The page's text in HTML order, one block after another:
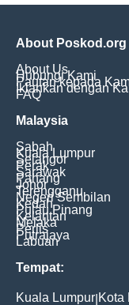
About Poskod.org
About Us
Hubungi Kami
Pautan kepada
Iklankan dengan
FAQ
Malaysia
Sabah
Kuala Lumpur
Selangor
Perak
Sarawak
Pahang
Johor
Terengganu
Negeri Sembilan
Kedah
Pulau Pinang
Kelantan
Melaka
Perlis
Putrajaya
Labuan
Tempat:
Kuala Lumpur Kota